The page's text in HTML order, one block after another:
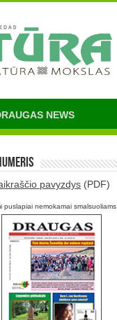
NEWS
pavyzdys (PDF)
puslapiai nemokamai smalsuoliams